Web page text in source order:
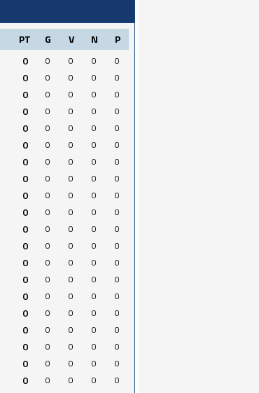
PT G V N P
0 0 0 0
0
0 0 0 0
0
0 0 0 0
0
0 0 0 0
0
0 0 0 0
0
0 0 0 0
0
0 0 0 0
0
0 0 0 0
0
0 0 0 0
0
0 0 0 0
0
0 0 0 0
0
0 0 0 0
0
0 0 0 0
0
0 0 0 0
0
0 0 0 0
0
0 0 0 0
0
0 0 0 0
0
0 0 0 0
0
0 0 0 0
0
0 0 0 0 0